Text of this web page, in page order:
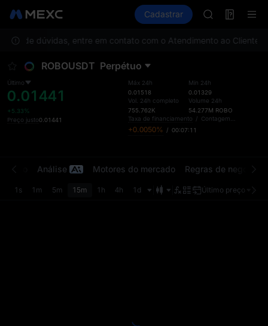
TradFi Information
Cadastrar
AAOI
UNITREE
SKYAI
UNITREE
SPCX rises
de dúvidas, entre em contato com o Atendimento ao Cliente.
ROBOUSDT Perpétuo
Último
0.01441
+5.33%
Preço justo0.01441
Máx 24h
0.01518
Vol. 24h completo
755.762K
Mín 24h
0.01329
Volume 24h
54.277M ROBO
Taxa de financiamento /
+0.0050% / 00:07:11
Análise Motores do mercado Regras de
1s 1m 5m 15m 1h 4h 1d Último preço